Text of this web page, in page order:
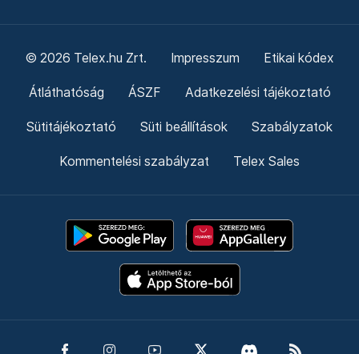
© 2026 Telex.hu Zrt. Impresszum Etikai kódex
Átláthatóság ÁSZF Adatkezelési tájékoztató
Sütitájékoztató Süti beállítások Szabályzatok
Kommentelési szabályzat Telex Sales